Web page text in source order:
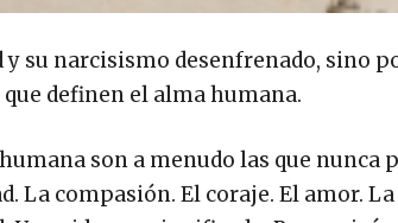
su narcisismo desenfrenado, sino
definen el alma humana.
son a menudo las que nunca
La compasión. El coraje. El amor.